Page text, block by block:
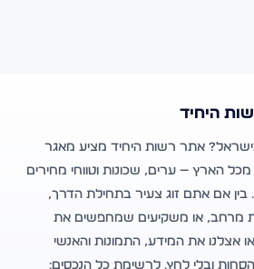
היחיד
אתר רשות היחיד מציע מאגר
הארץ — ערים, שכונות וטווחי מחירים
אם אתם זוג צעיר בתחילת הדרך,
מרחב, או משקיעים שמחפשים את
אצלנו את המידע, התמונות והאנשי
ובלי לחץ. לרשימת כל הנכסים: